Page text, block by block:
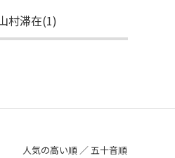
村滞在(1)
人気の高い順 ／五十音順